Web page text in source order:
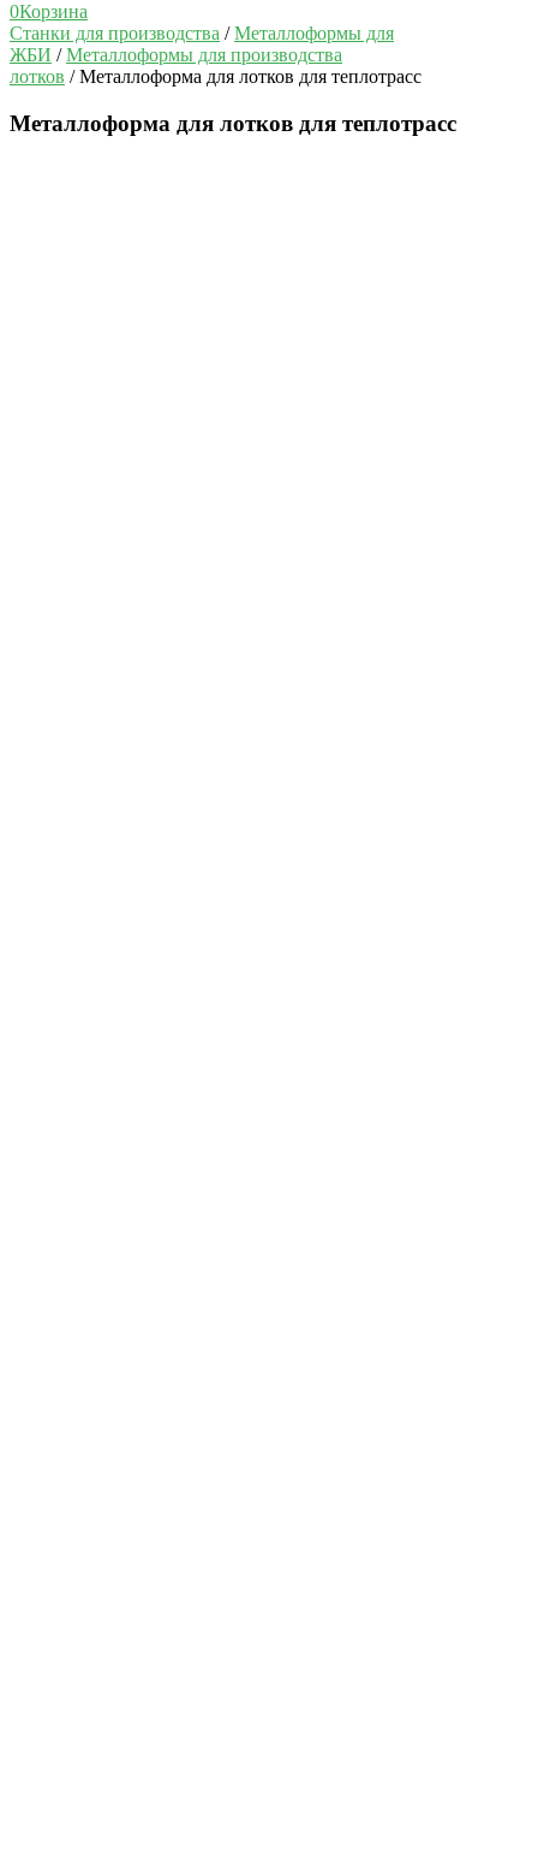
0Корзина
Станки для производства /Металлоформы для
ЖБИ /Металлоформы для производства
лотков / Металлоформа для лотков для теплотрасс
Металлоформа для лотков для теплотрасс